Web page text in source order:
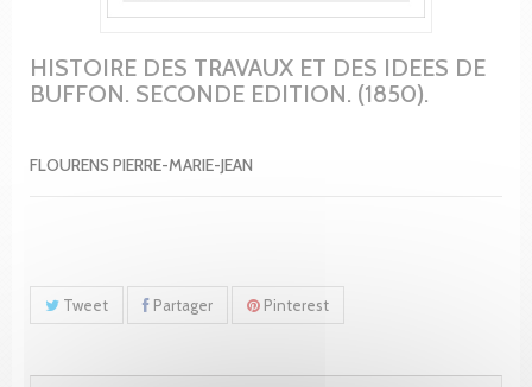
HISTOIRE DES TRAVAUX ET DES IDEES DE
BUFFON. SECONDE EDITION. (1850).
FLOURENS PIERRE-MARIE-JEAN
Tweet Partager Pinterest